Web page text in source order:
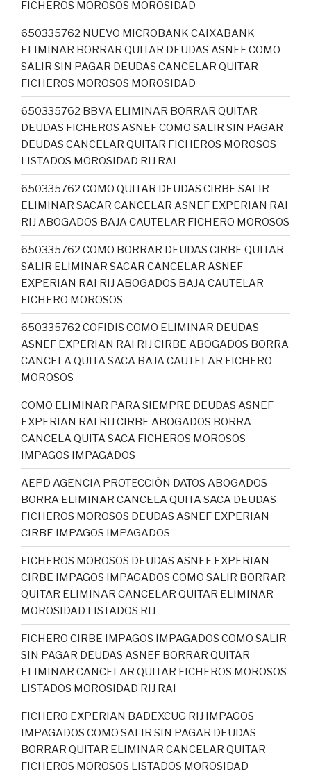
FICHEROS MOROSOS MOROSIDAD
650335762 NUEVO MICROBANK CAIXABANK
ELIMINAR BORRAR QUITAR DEUDAS ASNEF COMO
SALIR SIN PAGAR DEUDAS CANCELAR QUITAR
FICHEROS MOROSOS MOROSIDAD
650335762 BBVA ELIMINAR BORRAR QUITAR
DEUDAS FICHEROS ASNEF COMO SALIR SIN PAGAR
DEUDAS CANCELAR QUITAR FICHEROS MOROSOS
LISTADOS MOROSIDAD RIJ RAI
650335762 COMO QUITAR DEUDAS CIRBE SALIR
ELIMINAR SACAR CANCELAR ASNEF EXPERIAN RAI
RIJ ABOGADOS BAJA CAUTELAR FICHERO MOROSOS
650335762 COMO BORRAR DEUDAS CIRBE QUITAR
SALIR ELIMINAR SACAR CANCELAR ASNEF
EXPERIAN RAI RIJ ABOGADOS BAJA CAUTELAR
FICHERO MOROSOS
650335762 COFIDIS COMO ELIMINAR DEUDAS
ASNEF EXPERIAN RAI RIJ CIRBE ABOGADOS BORRA
CANCELA QUITA SACA BAJA CAUTELAR FICHERO
MOROSOS
COMO ELIMINAR PARA SIEMPRE DEUDAS ASNEF
EXPERIAN RAI RIJ CIRBE ABOGADOS BORRA
CANCELA QUITA SACA FICHEROS MOROSOS
IMPAGOS IMPAGADOS
AEPD AGENCIA PROTECCIÓN DATOS ABOGADOS
BORRA ELIMINAR CANCELA QUITA SACA DEUDAS
FICHEROS MOROSOS DEUDAS ASNEF EXPERIAN
CIRBE IMPAGOS IMPAGADOS
FICHEROS MOROSOS DEUDAS ASNEF EXPERIAN
CIRBE IMPAGOS IMPAGADOS COMO SALIR BORRAR
QUITAR ELIMINAR CANCELAR QUITAR ELIMINAR
MOROSIDAD LISTADOS RIJ
FICHERO CIRBE IMPAGOS IMPAGADOS COMO SALIR
SIN PAGAR DEUDAS ASNEF BORRAR QUITAR
ELIMINAR CANCELAR QUITAR FICHEROS MOROSOS
LISTADOS MOROSIDAD RIJ RAI
FICHERO EXPERIAN BADEXCUG RIJ IMPAGOS
IMPAGADOS COMO SALIR SIN PAGAR DEUDAS
BORRAR QUITAR ELIMINAR CANCELAR QUITAR
FICHEROS MOROSOS LISTADOS MOROSIDAD